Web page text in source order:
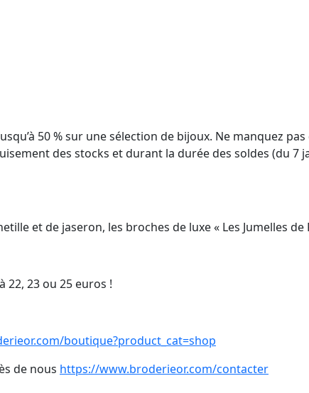
50 % sur une sélection de bijoux. Ne manquez
des stocks et durant la durée des soldes (du
et de jaseron, les broches de luxe « Les Jumelles de
22, 23 ou 25 euros !
boutique?product_cat=shop
de nous https://www.broderieor.com/contacter